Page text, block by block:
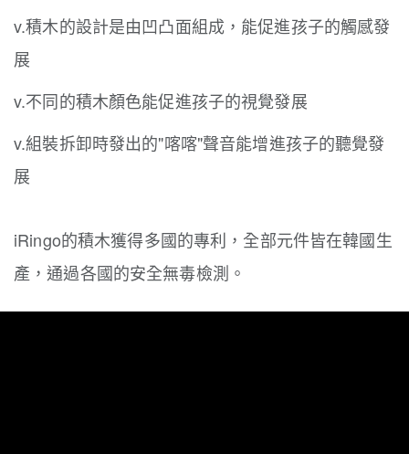
v.積木的設計是由凹凸面組成，能促進孩子的觸感發
展
v.不同的積木顏色能促進孩子的視覺發展
v.組裝拆卸時發出的"喀喀"聲音能增進孩子的聽覺發
展
iRingo的積木獲得多國的專利，全部元件皆在韓國生
產，通過各國的安全無毒檢測。